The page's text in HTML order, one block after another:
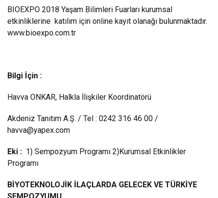
BIOEXPO 2018 Yaşam Bilimleri Fuarları kurumsal
etkinliklerine katılım için online kayıt olanağı bulunmaktadır.
www.bioexpo.com.tr
Bilgi İçin :
Havva ONKAR, Halkla İlişkiler Koordinatörü
Akdeniz Tanıtım A.Ş. / Tel : 0242 316 46 00 /
havva@yapex.com
Eki : 1) Sempozyum Programı 2)Kurumsal Etkinlikler
Programı
BİYOTEKNOLOJİK İLAÇLARDA GELECEK VE TÜRKİYE